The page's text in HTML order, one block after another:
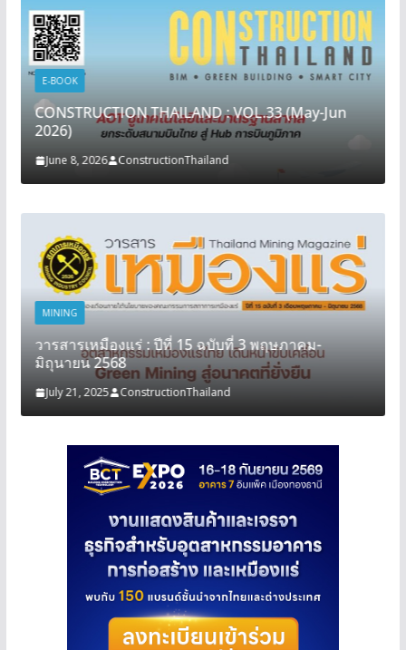
E-BOOK
CONSTRUCTION THAILAND : VOL.33 (May-Jun
2026)
June 8, 2026 ConstructionThailand
MINING
วารสารเหมืองแร่ : ปีที่ 15 ฉบับที่ 3 พฤษภาคม-
มิถุนายน 2568
July 21, 2025 ConstructionThailand